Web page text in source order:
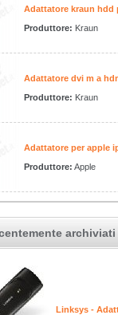
Adattatore kraun hdd
Produttore: Kraun
Adattatore dvi m a
Produttore: Kraun
Adattatore per apple
Produttore: Apple
archiviati
Linksys -